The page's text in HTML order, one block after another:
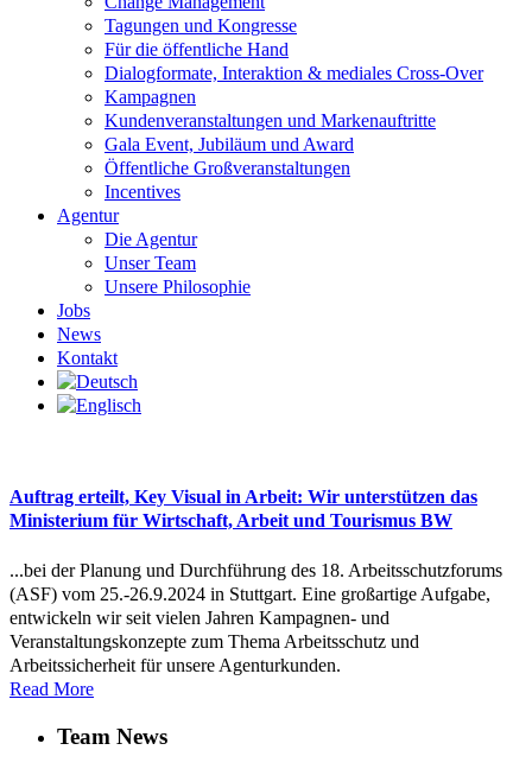
Tagungen und Kongresse
Für die öffentliche Hand
Dialogformate, Interaktion & mediales Cross-Over
Kampagnen
Kundenveranstaltungen und Markenauftritte
Gala Event, Jubiläum und Award
Öffentliche Großveranstaltungen
Incentives
Agentur
Die Agentur
Unser Team
Unsere Philosophie
Jobs
News
Kontakt
Auftrag erteilt, Key Visual in Arbeit: Wir unterstützen das
Ministerium für Wirtschaft, Arbeit und Tourismus BW
...bei der Planung und Durchführung des 18. Arbeitsschutzforums
(ASF) vom 25.-26.9.2024 in Stuttgart. Eine großartige Aufgabe,
entwickeln wir seit vielen Jahren Kampagnen- und
Veranstaltungskonzepte zum Thema Arbeitsschutz und
Arbeitssicherheit für unsere Agenturkunden.
Read More
Team News